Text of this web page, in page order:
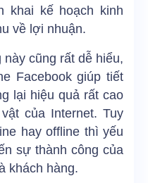
khai kế hoạch kinh
về lợi nhuận.
cũng rất dễ hiểu,
Facebook giúp tiết
lại hiệu quả rất cao
của Internet. Tuy
hay offline thì yếu
sự thành công của
khách hàng.